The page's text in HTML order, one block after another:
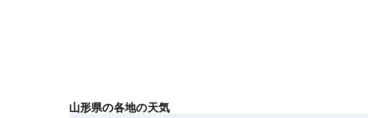
山形県の各地の天気